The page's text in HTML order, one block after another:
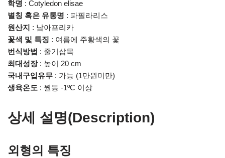
학명 : Cotyledon elisae
별칭 혹은 유통명 : 파필라리스
원산지 : 남아프리카
꽃색 및 특징 : 여름에 주황색의 꽃
번식방법 : 줄기삽목
최대성장: 높이 20 cm
국내구입유무 : 가능 (1만원미만)
생육온도 : 월동 -1ºC 이상
상세 설명(Description)
외형의 특징